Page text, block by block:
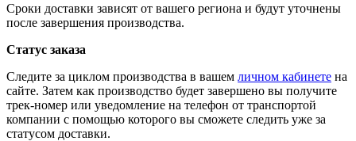
Сроки доставки зависят от вашего региона и будут уточнены
после завершения производства.
Статус заказа
Следите за циклом производства в вашем личном кабинете на
сайте. Затем как производство будет завершено вы получите
трек-номер или уведомление на телефон от транспортой
компании с помощью которого вы сможете следить уже за
статусом доставки.